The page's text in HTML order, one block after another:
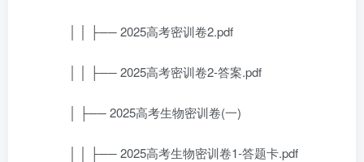
│ │ ├── 2025高考密训卷2.pdf
│ │ ├── 2025高考密训卷2-答案.pdf
│ ├── 2025高考生物密训卷(一)
│ │ ├── 2025高考生物密训卷1-答题卡.pdf